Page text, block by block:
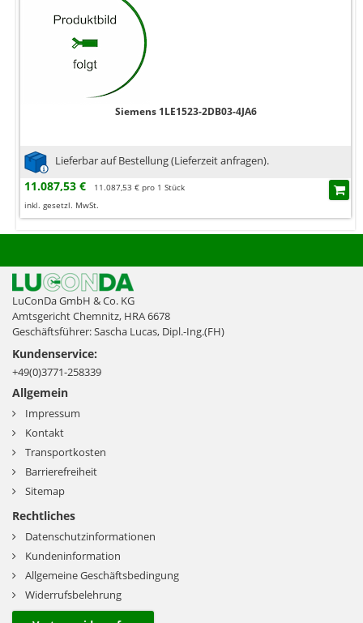
Siemens 1LE1523-2DB03-4JA6
Lieferbar auf Bestellung (Lieferzeit anfragen).
11.087,53 €
11.087,53 € pro 1 Stück
inkl. gesetzl. MwSt.
LuConDa GmbH & Co. KG
Amtsgericht Chemnitz, HRA 6678
Geschäftsführer: Sascha Lucas, Dipl.-Ing.(FH)
Kundenservice:
+49(0)3771-258339
Allgemein
Impressum
Kontakt
Transportkosten
Barrierefreiheit
Sitemap
Rechtliches
Datenschutzinformationen
Kundeninformation
Allgemeine Geschäftsbedingung
Widerrufsbelehrung